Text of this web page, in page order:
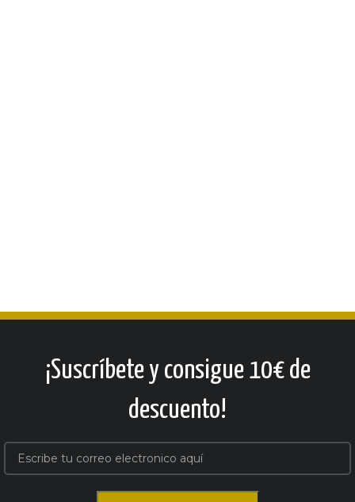
¡Suscríbete y consigue 10€ de
descuento!